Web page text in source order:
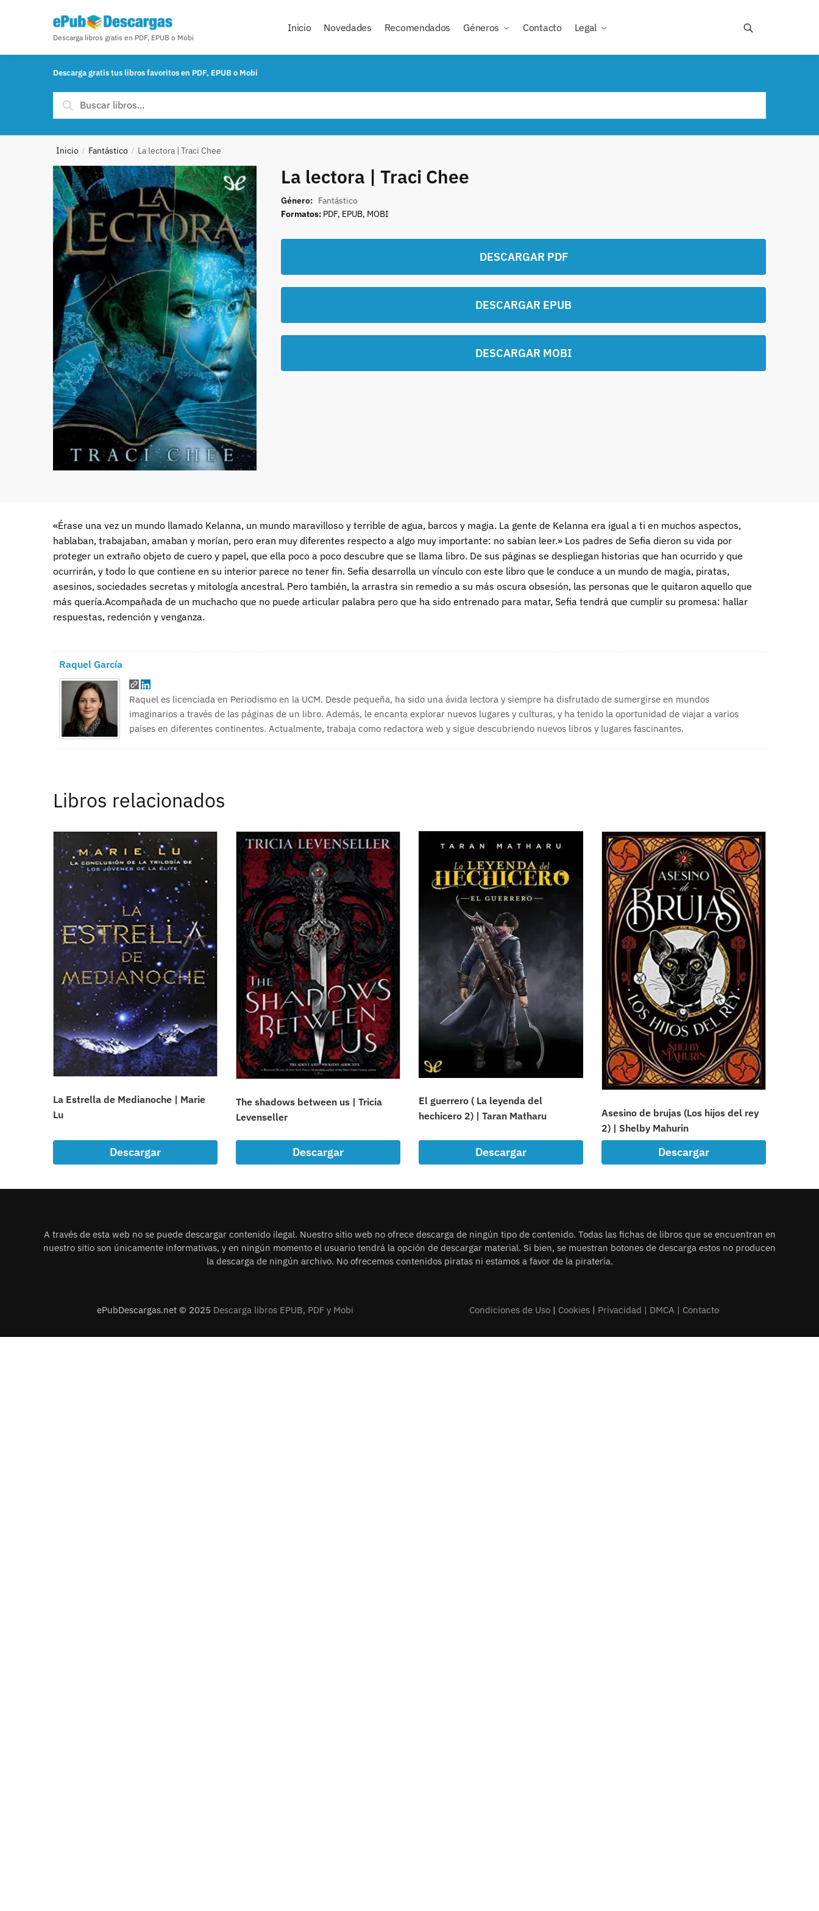
Descarga libros gratis en PDF, EPUB o Mobi
Inicio Novedades Recomendados Géneros Contacto Legal
Descarga gratis tus libros favoritos en PDF, EPUB o Mobi
Buscar por:
Buscar
Inicio / Fantástico / La lectora | Traci Chee
La lectora | Traci Chee
Género: Fantástico
Formatos: PDF, EPUB, MOBI
DESCARGAR PDF
DESCARGAR EPUB
DESCARGAR MOBI
«Érase una vez un mundo llamado Kelanna, un mundo maravilloso y terrible de agua, barcos y magia. La gente de Kelanna era igual a ti en muchos aspectos,
hablaban, trabajaban, amaban y morían, pero eran muy diferentes respecto a algo muy importante: no sabían leer.» Los padres de Sefia dieron su vida por
proteger un extraño objeto de cuero y papel, que ella poco a poco descubre que se llama libro. De sus páginas se despliegan historias que han ocurrido y que
ocurrirán, y todo lo que contiene en su interior parece no tener fin. Sefia desarrolla un vínculo con este libro que le conduce a un mundo de magia, piratas,
asesinos, sociedades secretas y mitología ancestral. Pero también, la arrastra sin remedio a su más oscura obsesión, las personas que le quitaron aquello que
más quería.Acompañada de un muchacho que no puede articular palabra pero que ha sido entrenado para matar, Sefia tendrá que cumplir su promesa: hallar
respuestas, redención y venganza.
Raquel García
Raquel es licenciada en Periodismo en la UCM. Desde pequeña, ha sido una ávida lectora y siempre ha disfrutado de sumergirse en mundos
imaginarios a través de las páginas de un libro. Además, le encanta explorar nuevos lugares y culturas, y ha tenido la oportunidad de viajar a varios
países en diferentes continentes. Actualmente, trabaja como redactora web y sigue descubriendo nuevos libros y lugares fascinantes.
Libros relacionados
La Estrella de Medianoche | Marie
Lu
Descargar
The shadows between us | Tricia
Levenseller
Descargar
El guerrero ( La leyenda del
hechicero 2) | Taran Matharu
Descargar
Asesino de brujas (Los hijos del rey
2) | Shelby Mahurin
Descargar
A través de esta web no se puede descargar contenido ilegal. Nuestro sitio web no ofrece descarga de ningún tipo de contenido. Todas las fichas de libros que se encuentran en
nuestro sitio son únicamente informativas, y en ningún momento el usuario tendrá la opción de descargar material. Si bien, se muestran botones de descarga estos no producen
la descarga de ningún archivo. No ofrecemos contenidos piratas ni estamos a favor de la piratería.
ePubDescargas.net © 2025 Descarga libros EPUB, PDF y Mobi Condiciones de Uso| Cookies| Privacidad | DMCA | Contacto